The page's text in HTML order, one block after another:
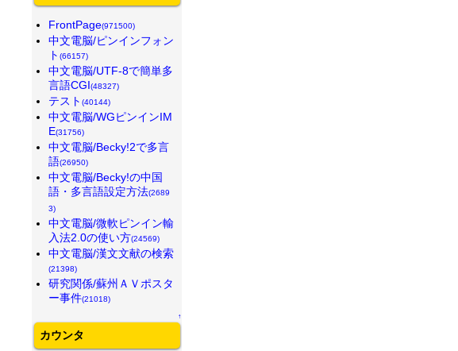
FrontPage(971500)
中文電脳/ピンインフォン
ト(66157)
中文電脳/UTF-8で簡単多
言語CGI(48327)
テスト(40144)
中文電脳/WGピンインIM
E(31756)
中文電脳/Becky!2で多言
語(26950)
中文電脳/Becky!の中国
語・多言語設定方法(2689
3)
中文電脳/微軟ピンイン輸
入法2.0の使い方(24569)
中文電脳/漢文文献の検索
(21398)
研究関係/蘇州ＡＶポスタ
ー事件(21018)
↑
カウンタ